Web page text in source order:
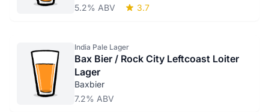
5.2% ABV 3.7
India Pale Lager
Bax Bier / Rock City Leftcoast Loiter
Lager
Baxbier
7.2% ABV